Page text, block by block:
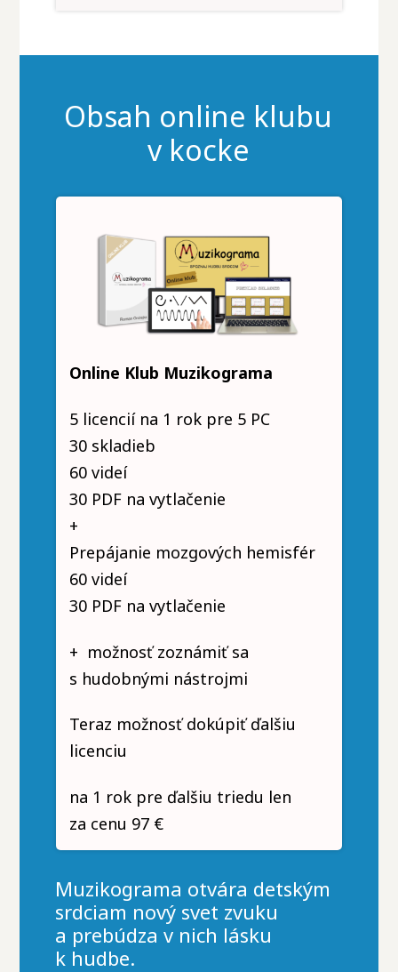
Obsah online klubu
v kocke
Online Klub Muzikograma
5 licencií na 1 rok pre 5 PC
30 skladieb
60 videí
30 PDF na vytlačenie
+
Prepájanie mozgových hemisfér
60 videí
30 PDF na vytlačenie
+ možnosť zoznámiť sa
s hudobnými nástrojmi
Teraz možnosť dokúpiť ďalšiu
licenciu
na 1 rok pre ďalšiu triedu len
za cenu 97 €
Muzikograma otvára detským
srdciam nový svet zvuku
a prebúdza v nich lásku
k hudbe.